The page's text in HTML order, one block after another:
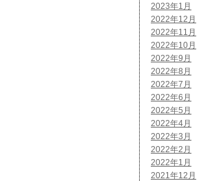
2023年1月
2022年12月
2022年11月
2022年10月
2022年9月
2022年8月
2022年7月
2022年6月
2022年5月
2022年4月
2022年3月
2022年2月
2022年1月
2021年12月